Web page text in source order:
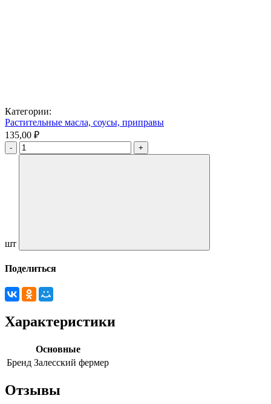
Категории:
Растительные масла, соусы, приправы
135,00 ₽
шт
Поделиться
Характеристики
Основные
Бренд Залесский фермер
Отзывы